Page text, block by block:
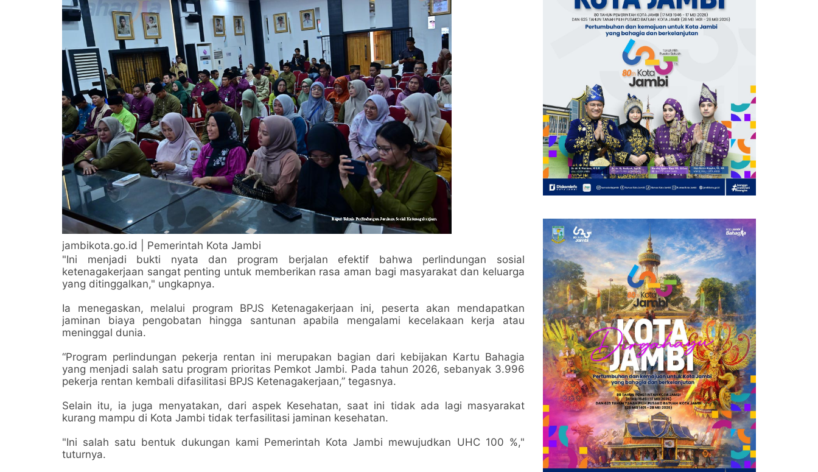
jambikota.go.id | Pemerintah Kota Jambi
"Ini menjadi bukti nyata dan program berjalan efektif bahwa perlindungan sosial
ketenagakerjaan sangat penting untuk memberikan rasa aman bagi masyarakat dan keluarga
yang ditinggalkan," ungkapnya.
Ia menegaskan, melalui program BPJS Ketenagakerjaan ini, peserta akan mendapatkan
jaminan biaya pengobatan hingga santunan apabila mengalami kecelakaan kerja atau
meninggal dunia.
“Program perlindungan pekerja rentan ini merupakan bagian dari kebijakan Kartu Bahagia
yang menjadi salah satu program prioritas Pemkot Jambi. Pada tahun 2026, sebanyak 3.996
pekerja rentan kembali difasilitasi BPJS Ketenagakerjaan,” tegasnya.
Selain itu, ia juga menyatakan, dari aspek Kesehatan, saat ini tidak ada lagi masyarakat
kurang mampu di Kota Jambi tidak terfasilitasi jaminan kesehatan.
"Ini salah satu bentuk dukungan kami Pemerintah Kota Jambi mewujudkan UHC 100 %,"
tuturnya.